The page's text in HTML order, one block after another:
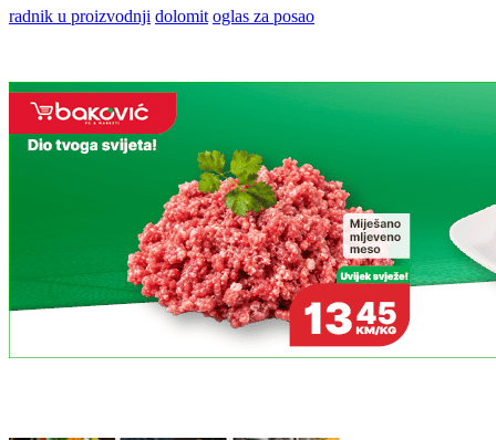
radnik u proizvodnji dolomit oglas za posao